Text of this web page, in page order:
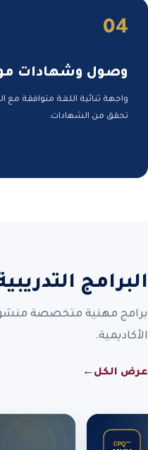
04
وصول وشهادات
واجهة ثنائية اللغة متوافقة
تحقق من الشهادات.
البرامج
برامج مهنية متخصصة
الأكاديمية.
عرض الكل ←